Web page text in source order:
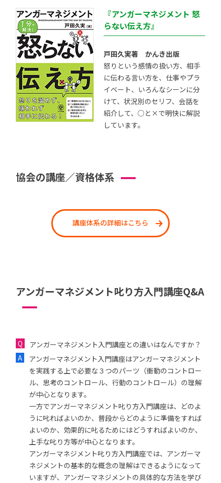
『アンガーマネジメント 怒
らない伝え方』
戸田久実著 かんき出版
怒りという感情の扱い方、相手
に伝わる言い方を、仕事やプラ
イベート、いろんなシーンに分
けて、状況別のセリフ、会話を
紹介して、○と×で明快に解説
しています。
協会の講座／資格体系
講座体系の詳細はこちら
アンガーマネジメント叱り方入門講座Q&A
アンガーマネジメント入門講座との違いはなんですか？
アンガーマネジメント入門講座はアンガーマネジメント
を実践する上で必要な３つのパーツ（衝動のコントロー
ル、思考のコントロール、行動のコントロール）の理解
が中心となります。
一方でアンガーマネジメント叱り方入門講座は、どのよ
うに叱ればよいのか、普段からどのように準備をすれば
よいのか、効果的に叱るためにはどうすればよいのか、
上手な叱り方等が中心となります。
アンガーマネジメント叱り方入門講座では、アンガーマ
ネジメントの基本的な概念の理解はできるようになって
いますが、アンガーマネジメントの具体的な方法を学び